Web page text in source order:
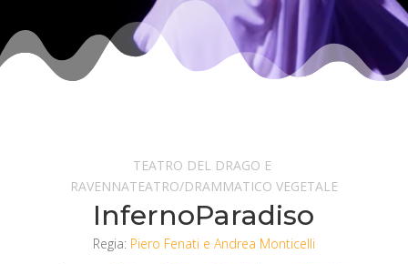
TEATRO DEL DRAGO E
RAVENNATEATRO/DRAMMATICO VEGETALE
InfernoParadiso
Regia: Piero Fenati e Andrea Monticelli